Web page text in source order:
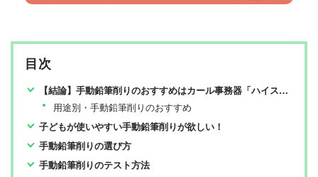
目次
【結論】手動鉛筆削りのおすすめはカール事務器「ハイストロング」【LDKが検証】
用途別・手動鉛筆削りのおすすめ
子どもが使いやすい手動鉛筆削りが欲しい！
手動鉛筆削りの選び方
手動鉛筆削りのテスト方法